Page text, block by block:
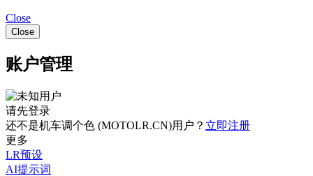
Close
Close
账户管理
请先登录
还不是机车调个色 (MOTOLR.CN)用户？ 立即注册
更多
LR预设
AI提示词